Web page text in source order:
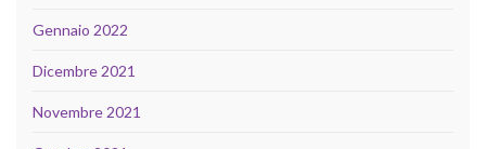
Gennaio 2022
Dicembre 2021
Novembre 2021